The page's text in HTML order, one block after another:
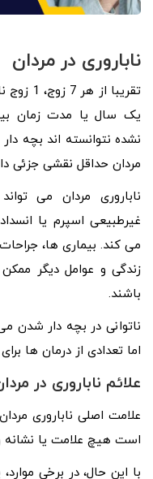
ناباروری در مردان
تقریبا
یک سال یا مدت زمان
نشده نتوانسته اند بچه
مردان حداقل نقشی جزئی
ناباروری مردان می
غیرطبیعی اسپرم یا
می کند. بیماری ها،
زندگی و عوامل دیگر
باشند.
ناتوانی در بچه دار شدن
اما تعدادی از درمان ها
علائم ناباروری در
علامت اصلی ناباروری
است هیچ علامت یا نشانه
با این حال، در برخی